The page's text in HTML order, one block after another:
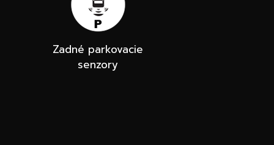
Zadné parkovacie
senzory